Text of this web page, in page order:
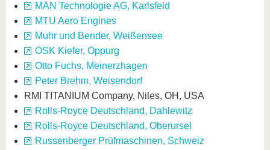
MAN Technologie AG, Karlsfeld
MTU Aero Engines
Muhr und Bender, Weißensee
OSK Kiefer, Oppurg
Otto Fuchs, Meinerzhagen
Peter Brehm, Weisendorf
RMI TITANIUM Company, Niles, OH, USA
Rolls-Royce Deutschland, Dahlewitz
Rolls-Royce Deutschland, Oberursel
Russenberger Prüfmaschinen, Schweiz